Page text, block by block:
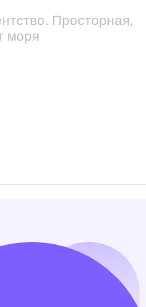
Просторная,
моря